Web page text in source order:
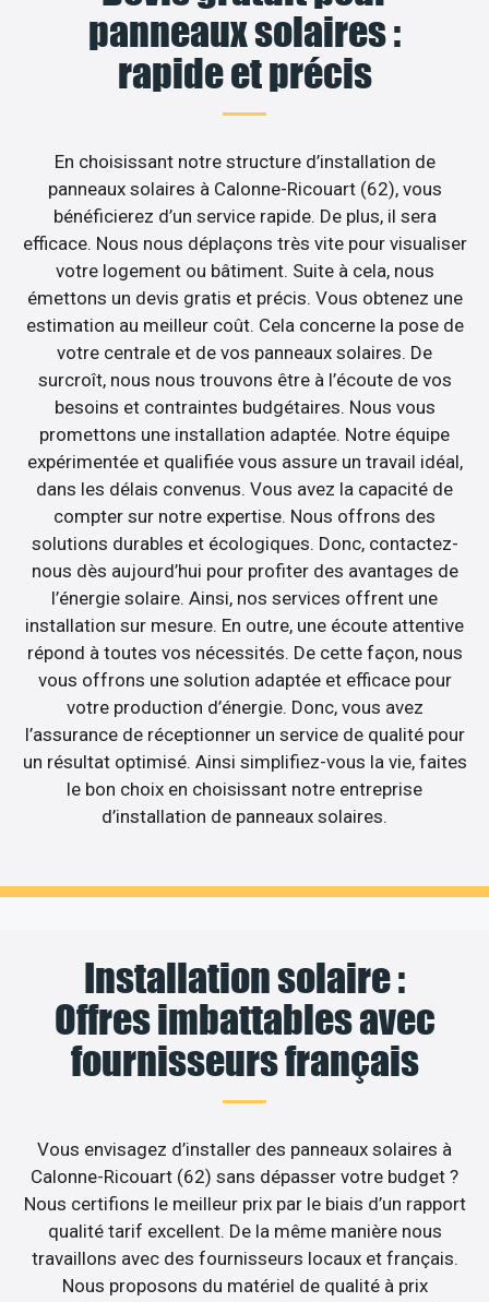
panneaux solaires :
rapide et précis
En choisissant notre structure d’installation de
panneaux solaires à Calonne-Ricouart (62), vous
bénéficierez d’un service rapide. De plus, il sera
efficace. Nous nous déplaçons très vite pour visualiser
votre logement ou bâtiment. Suite à cela, nous
émettons un devis gratis et précis. Vous obtenez une
estimation au meilleur coût. Cela concerne la pose de
votre centrale et de vos panneaux solaires. De
surcroît, nous nous trouvons être à l’écoute de vos
besoins et contraintes budgétaires. Nous vous
promettons une installation adaptée. Notre équipe
expérimentée et qualifiée vous assure un travail idéal,
dans les délais convenus. Vous avez la capacité de
compter sur notre expertise. Nous offrons des
solutions durables et écologiques. Donc, contactez-
nous dès aujourd’hui pour profiter des avantages de
l’énergie solaire. Ainsi, nos services offrent une
installation sur mesure. En outre, une écoute attentive
répond à toutes vos nécessités. De cette façon, nous
vous offrons une solution adaptée et efficace pour
votre production d’énergie. Donc, vous avez
l’assurance de réceptionner un service de qualité pour
un résultat optimisé. Ainsi simplifiez-vous la vie, faites
le bon choix en choisissant notre entreprise
d’installation de panneaux solaires.
Installation solaire :
Offres imbattables avec
fournisseurs français
Vous envisagez d’installer des panneaux solaires à
Calonne-Ricouart (62) sans dépasser votre budget ?
Nous certifions le meilleur prix par le biais d’un rapport
qualité tarif excellent. De la même manière nous
travaillons avec des fournisseurs locaux et français.
Nous proposons du matériel de qualité à prix